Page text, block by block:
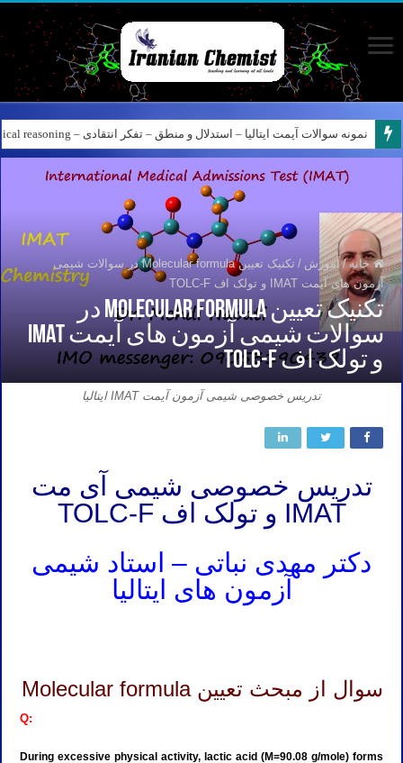
کانال آیمت ایتالیا در نرم افزار بله – کانال شیمی آیمت استاد نباتی
خانه / آموزش /
تکنیک تعیین Molecular formula در سوالات شیمی
آزمون های آیمت IMAT و تولک اف TOLC-F
تکنیک تعیین Molecular formula در
سوالات شیمی آزمون های آیمت IMAT
و تولک اف TOLC-F
تدریس خصوصی شیمی آزمون آیمت IMAT ایتالیا
تدریس خصوصی شیمی آی مت
IMAT و تولک اف TOLC-F
دکتر مهدی نباتی – استاد شیمی
آزمون های ایتالیا
سوال از مبحث تعیین Molecular formula
Q:
During excessive physical activity, lactic acid (M=90.08 g/mole) forms